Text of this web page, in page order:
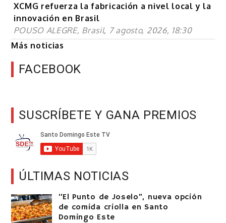
XCMG refuerza la fabricación a nivel local y la
innovación en Brasil
POUSO ALEGRE, Brasil, 7 agosto, 2026, 18:30
Más noticias
FACEBOOK
SUSCRÍBETE Y GANA PREMIOS
ÚLTIMAS NOTICIAS
“El Punto de Joselo”, nueva opción
de comida criolla en Santo
Domingo Este